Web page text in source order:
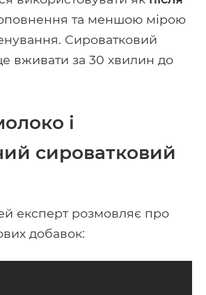
та меншою мірою
Сироватковий
вживати за 30 хвилин до
і
сироватковий
експерт розмовляє про
добавок: